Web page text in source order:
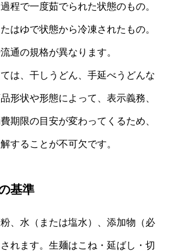
程で一度茹でられた状態のもの。
はゆで状態から冷凍されたもの。
通の規格が異なります。
は、干しうどん、手延べうどんな
形状や形態によって、表示義務、
期限の目安が変わってくるため、
することが不可欠です。
基準
、水（または塩水）、添加物（必
れます。生麺はこね・延ばし・切